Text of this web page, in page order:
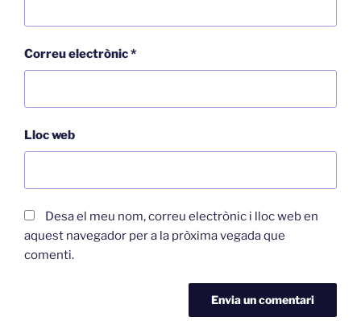
Correu electrònic*
Lloc web
Desa el meu nom, correu electrònic i lloc web en
aquest navegador per a la pròxima vegada que
comenti.